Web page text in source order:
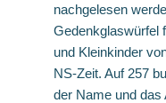
nachgelesen
Gedenkglaswürfel
und Kleinkinder
NS-Zeit. Auf 257
der Name und das